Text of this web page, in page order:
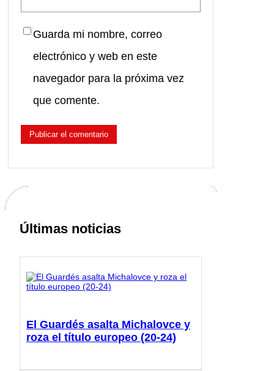
Guarda mi nombre, correo
electrónico y web en este
navegador para la próxima vez
que comente.
Últimas noticias
El Guardés asalta Michalovce y
roza el título europeo (20-24)